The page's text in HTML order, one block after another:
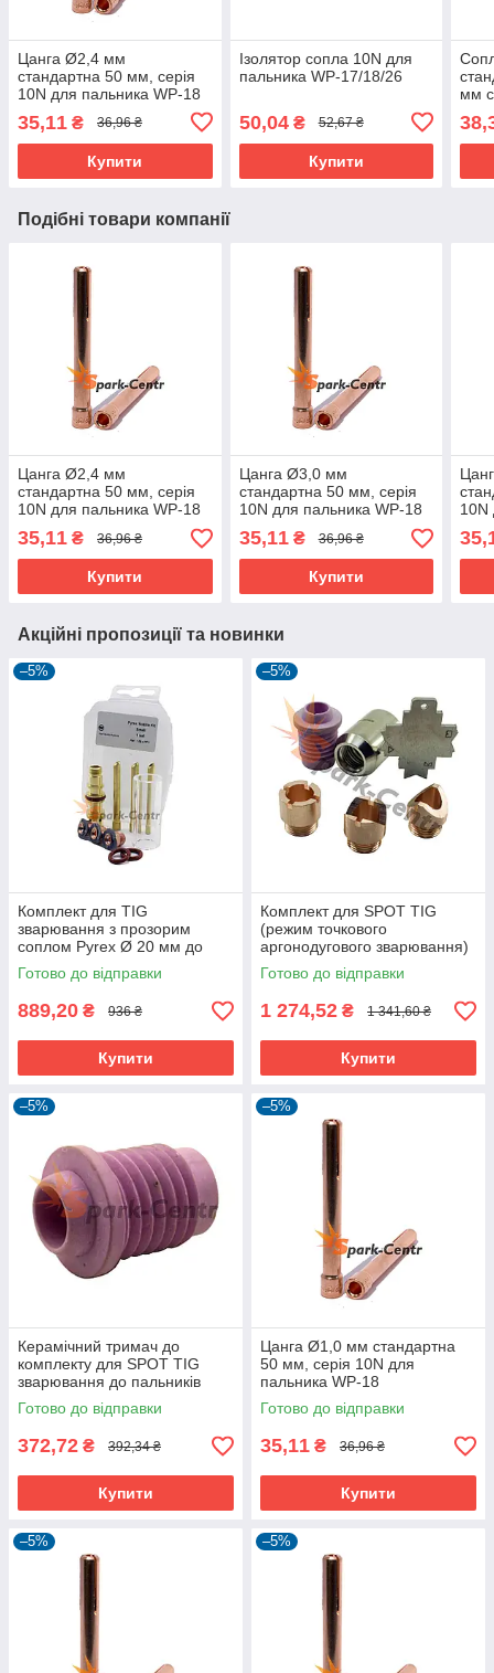
Цанга Ø2,4 мм
стандартна 50 мм, серія
10N для пальника WP-18
35,11 ₴ 36,96 ₴
Купити
Ізолятор сопла 10N для
пальника WP-17/18/26
50,04₴ 52,67 ₴
Купити
мм
Подібні товари компанії
Цанга Ø2,4 мм
стандартна 50 мм, серія
10N для пальника WP-18
35,11 ₴ 36,96 ₴
Купити
Цанга Ø3,0 мм
стандартна 50 мм, серія
10N для пальника WP-18
35,11₴ 36,96 ₴
Купити
10N
Акційні пропозиції та новинки
–5%
Комплект для TIG
зварювання з прозорим
соплом Pyrex Ø 20 мм до
пальників WP-18
Готово до відправки
889,20 ₴ 936 ₴
Купити
–5%
Комплект для SPOT TIG
(режим точкового
аргонодугового зварювання)
до пальників WP-18
Готово до відправки
1 274,52 ₴ 1 341,60 ₴
Купити
–5%
Керамічний тримач до
комплекту для SPOT TIG
зварювання до пальників
WP-18
Готово до відправки
372,72 ₴ 392,34 ₴
Купити
–5%
Цанга Ø1,0 мм стандартна
50 мм, серія 10N для
пальника WP-18
Готово до відправки
35,11 ₴ 36,96 ₴
Купити
–5% –5%